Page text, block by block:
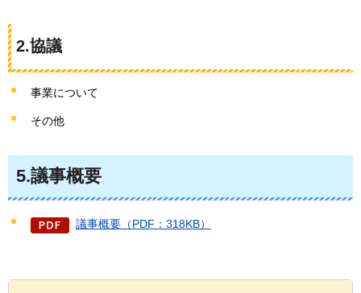
2.協議
事業について
その他
5.議事概要
議事概要（PDF：318KB）